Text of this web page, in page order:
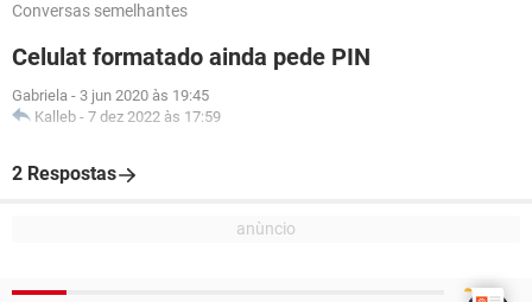
Conversas semelhantes
Celulat formatado ainda pede PIN
Gabriela - 3 jun 2020 às 19:45
Kalleb - 7 dez 2022 às 17:59
2 Respostas